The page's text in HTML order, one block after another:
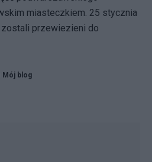
miasteczkiem. 25 stycznia
przewiezieni do
Mój blog